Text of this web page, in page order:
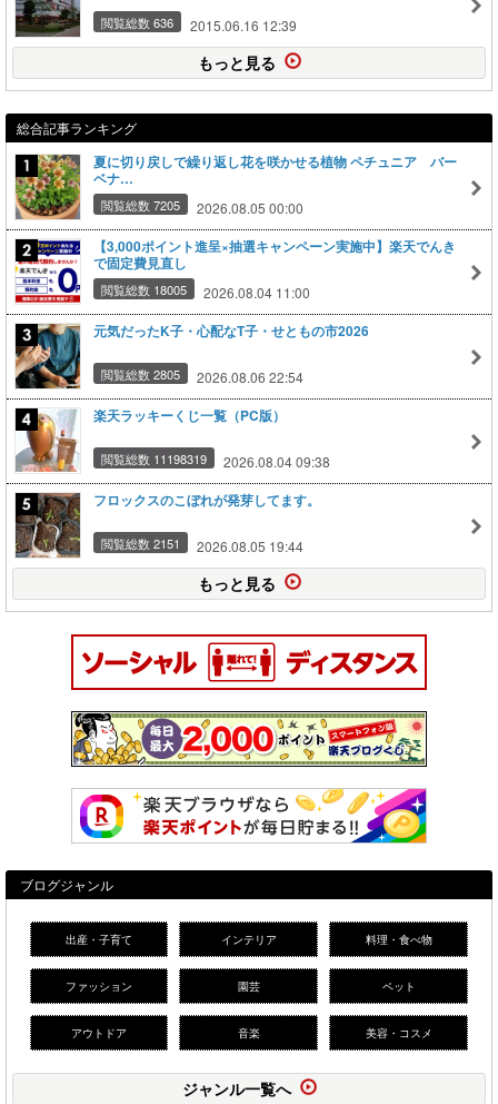
閲覧総数 636 2015.06.16 12:39
もっと見る
総合記事ランキング
夏に切り戻しで繰り返し花を咲かせる植物 ペチュニア バー
ベナ…
閲覧総数 7205 2026.08.05 00:00
【3,000ポイント進呈×抽選キャンペーン実施中】楽天でんき
で固定費見直し
閲覧総数 18005 2026.08.04 11:00
元気だったK子・心配なT子・せともの市2026
閲覧総数 2805 2026.08.06 22:54
楽天ラッキーくじ一覧（PC版）
閲覧総数 11198319 2026.08.04 09:38
フロックスのこぼれが発芽してます。
閲覧総数 2151 2026.08.05 19:44
もっと見る
ブログジャンル
出産・子育て インテリア 料理・食べ物
ファッション 園芸 ペット
アウトドア 音楽 美容・コスメ
ジャンル一覧へ